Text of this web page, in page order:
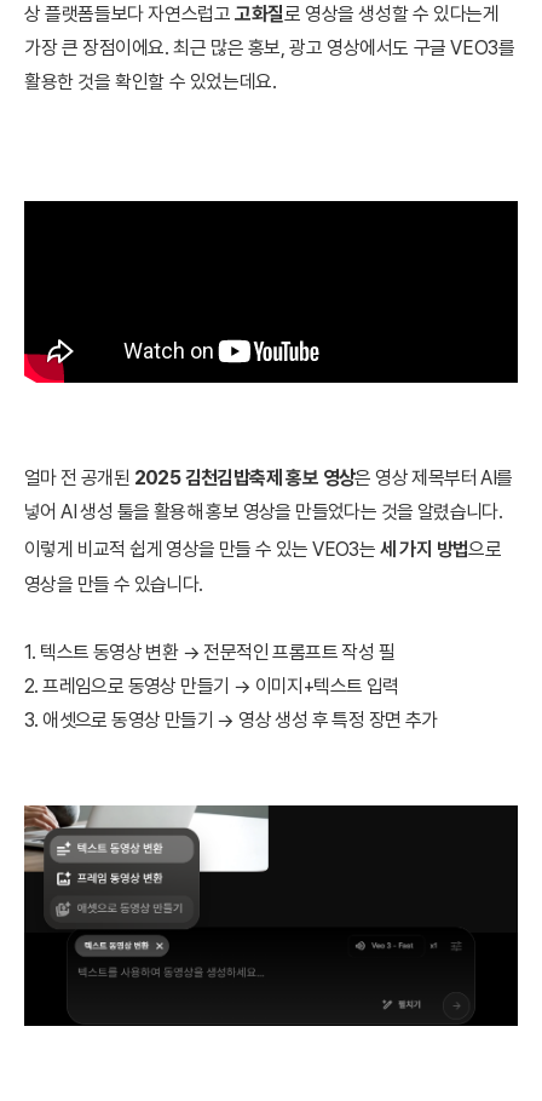
상 플랫폼들보다 자연스럽고고화질로 영상을 생성할 수 있다는게
가장 큰 장점이에요. 최근 많은 홍보, 광고 영상에서도 구글 VEO3를
활용한 것을 확인할 수 있었는데요.
얼마 전 공개된 2025 김천김밥축제 홍보 영상은 영상 제목부터 AI를
넣어 AI 생성 툴을 활용해 홍보 영상을 만들었다는 것을 알렸습니다.
이렇게 비교적 쉽게 영상을 만들 수 있는 VEO3는 세 가지 방법으로
영상을 만들 수 있습니다.
1. 텍스트 동영상 변환 → 전문적인 프롬프트 작성 필
2. 프레임으로 동영상 만들기 → 이미지+텍스트 입력
3.애셋으로 동영상 만들기 → 영상 생성 후 특정 장면 추가